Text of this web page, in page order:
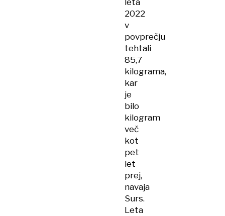
leta
2022
v
povprečju
tehtali
85,7
kilograma,
kar
je
bilo
kilogram
več
kot
pet
let
prej,
navaja
Surs.
Leta